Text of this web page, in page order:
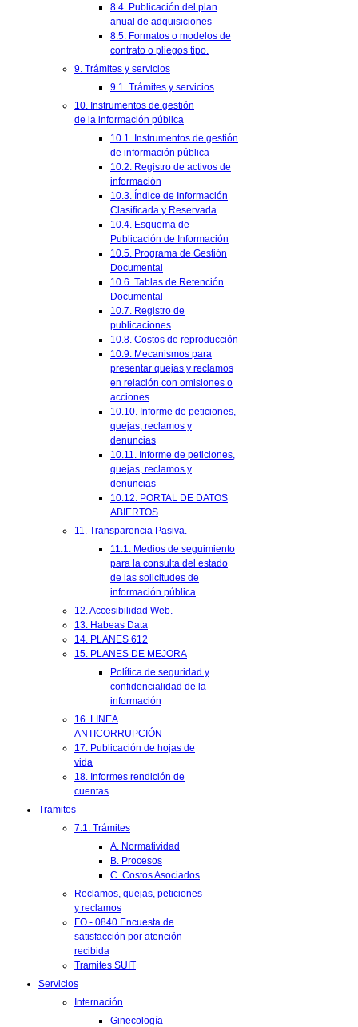
8.4. Publicación del plan
anual de adquisiciones
8.5. Formatos o modelos de
contrato o pliegos tipo.
9. Trámites y servicios
9.1. Trámites y servicios
10. Instrumentos de gestión
de la información pública
10.1. Instrumentos de gestión
de información pública
10.2. Registro de activos de
información
10.3. Índice de Información
Clasificada y Reservada
10.4. Esquema de
Publicación de Información
10.5. Programa de Gestión
Documental
10.6. Tablas de Retención
Documental
10.7. Registro de
publicaciones
10.8. Costos de reproducción
10.9. Mecanismos para
presentar quejas y reclamos
en relación con omisiones o
acciones
10.10. Informe de peticiones,
quejas, reclamos y
denuncias
10.11. Informe de peticiones,
quejas, reclamos y
denuncias
10.12. PORTAL DE DATOS
ABIERTOS
11. Transparencia Pasiva.
11.1. Medios de seguimiento
para la consulta del estado
de las solicitudes de
información pública
12. Accesibilidad Web.
13. Habeas Data
14. PLANES 612
15. PLANES DE MEJORA
Política de seguridad y
confidencialidad de la
información
16. LINEA
ANTICORRUPCIÓN
17. Publicación de hojas de
vida
18. Informes rendición de
cuentas
Tramites
7.1. Trámites
A. Normatividad
B. Procesos
C. Costos Asociados
Reclamos, quejas, peticiones
y reclamos
FO - 0840 Encuesta de
satisfacción por atención
recibida
Tramites SUIT
Servicios
Internación
Ginecología